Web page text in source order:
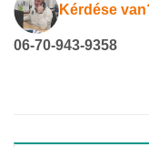
Kérdése
06-70-943-9358